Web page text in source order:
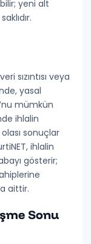
yeni alt
sızıntısı veya
yasal
mümkün
ihlalin
sonuçlar
ihlalin
gösterir;
aittir.
Sonu